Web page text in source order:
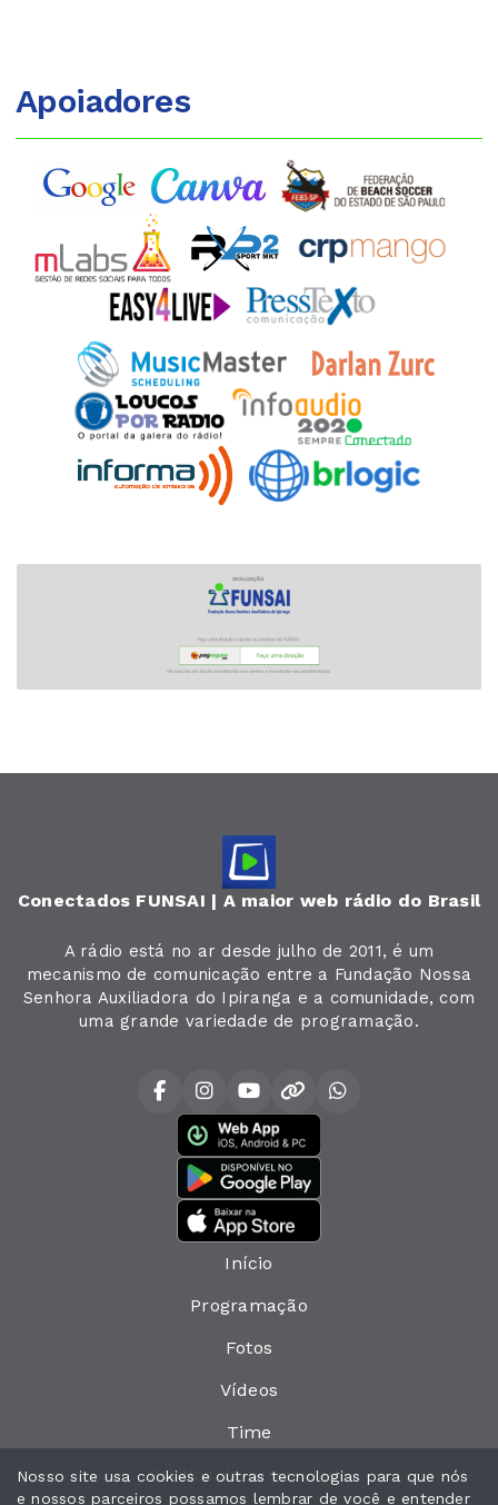
Apoiadores
Conectados FUNSAI | A maior web rádio do Brasil
A rádio está no ar desde julho de 2011, é um
mecanismo de comunicação entre a Fundação Nossa
Senhora Auxiliadora do Ipiranga e a comunidade, com
uma grande variedade de programação.
Início
Programação
Fotos
Vídeos
Time
Política de privacidade
Nosso site usa cookies e outras tecnologias para que nós
e nossos parceiros possamos lembrar de você e entender